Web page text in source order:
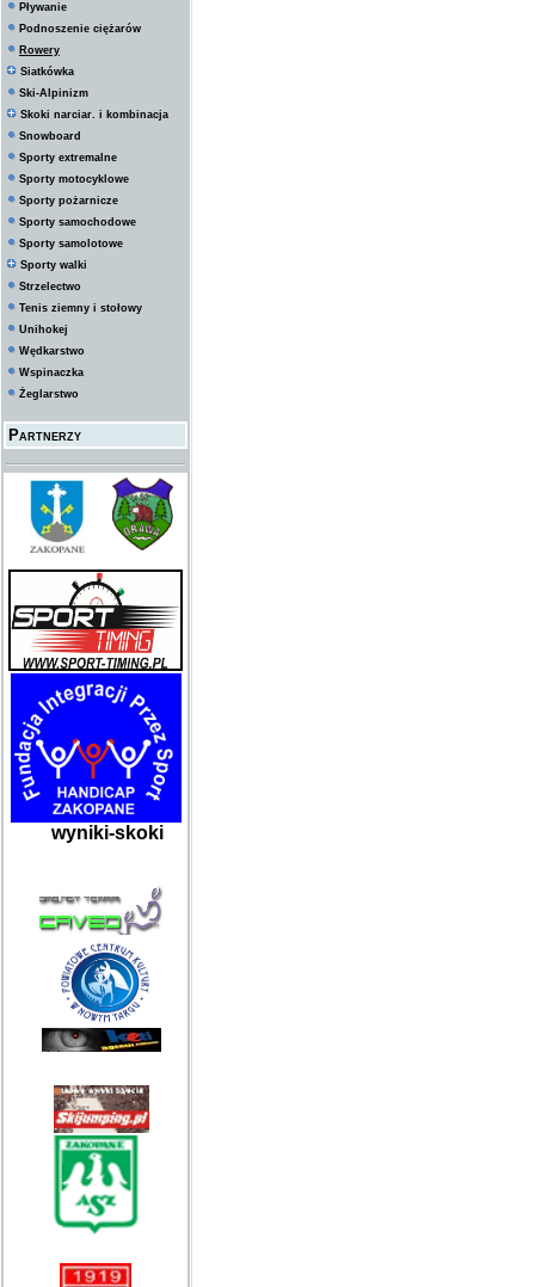
Pływanie
Podnoszenie ciężarów
Rowery
Siatkówka
Ski-Alpinizm
Skoki narciar. i kombinacja
Snowboard
Sporty extremalne
Sporty motocyklowe
Sporty pożarnicze
Sporty samochodowe
Sporty samolotowe
Sporty walki
Strzelectwo
Tenis ziemny i stołowy
Unihokej
Wędkarstwo
Wspinaczka
Żeglarstwo
Partnerzy
wyniki-skoki